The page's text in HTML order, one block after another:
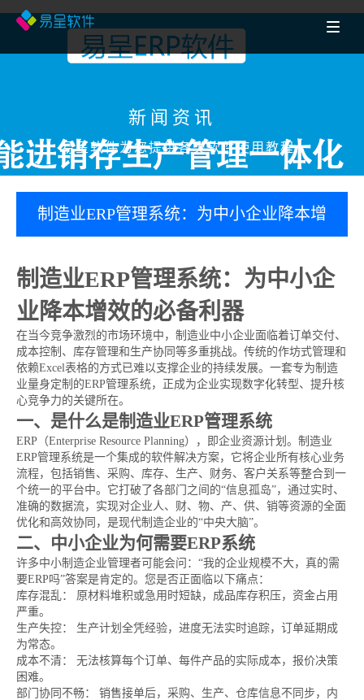
新闻资讯
易呈软件为您提供各类软件使用教程
制造业ERP管理系统：为中小企业降本增
制造业ERP管理系统：为中小企
业降本增效的必备利器
在当今竞争激烈的市场环境中，制造业中小企业面临着订单交付、
成本控制、库存管理和生产协同等多重挑战。传统的作坊式管理和
依赖Excel表格的方式已难以支撑企业的持续发展。一套专为制造
业量身定制的ERP管理系统，正成为企业实现数字化转型、提升核
心竞争力的关键所在。
一、是什么是制造业ERP管理系统
ERP（Enterprise Resource Planning），即企业资源计划。制造业
ERP管理系统是一个集成的软件解决方案，它将企业所有核心业务
流程，包括销售、采购、库存、生产、财务、客户关系等整合到一
个统一的平台中。它打破了各部门之间的“信息孤岛”，通过实时、
准确的数据流，实现对企业人、财、物、产、供、销等资源的全面
优化和高效协同，是现代制造企业的“中央大脑”。
二、中小企业为何需要ERP系统
许多中小制造企业管理者可能会问：“我的企业规模不大，真的需
要ERP吗”答案是肯定的。您是否正面临以下痛点：
库存混乱： 原材料堆积或急用时短缺，成品库存积压，资金占用
严重。
生产失控： 生产计划全凭经验，进度无法实时追踪，订单延期成
为常态。
成本不清： 无法核算每个订单、每件产品的实际成本，报价决策
困难。
部门协同不畅： 销售接单后，采购、生产、仓库信息不同步，内